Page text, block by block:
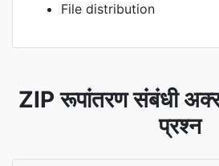
File distribution
ZIP रूपांतरण संबंधी
प्रश्न